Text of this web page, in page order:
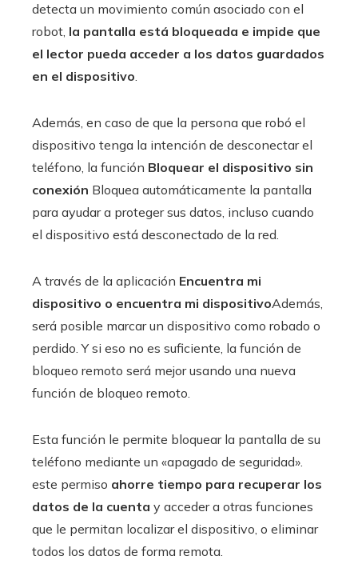
detecta un movimiento común asociado con el
robot, la pantalla está bloqueada e impide que
el lector pueda acceder a los datos guardados
en el dispositivo.
Además, en caso de que la persona que robó el
dispositivo tenga la intención de desconectar el
teléfono, la función Bloquear el dispositivo sin
conexión Bloquea automáticamente la pantalla
para ayudar a proteger sus datos, incluso cuando
el dispositivo está desconectado de la red.
A través de la aplicación Encuentra mi
dispositivo o encuentra mi dispositivoAdemás,
será posible marcar un dispositivo como robado o
perdido. Y si eso no es suficiente, la función de
bloqueo remoto será mejor usando una nueva
función de bloqueo remoto.
Esta función le permite bloquear la pantalla de su
teléfono mediante un «apagado de seguridad».
este permiso ahorre tiempo para recuperar los
datos de la cuenta y acceder a otras funciones
que le permitan localizar el dispositivo, o eliminar
todos los datos de forma remota.